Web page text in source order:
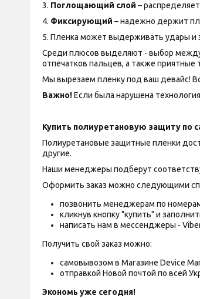
3. Поглощающий слой –
4. Фиксирующий – надежно держит
5. Пленка может выдерживать удары и
Среди плюсов выделяют - выбор между
отпечатков пальцев, а также
Мы вырезаем пленку под ваш девайс!
Важно!Если была нарушена
Купить полиуретановую защиту по
Полиуретановые защитные пленки
другие.
Наши менеджеры подберут
Оформить заказ можно следующими
позвонить менеджерам по
кликнув кнопку "купить" и
написать нам в мессенджеры -
Получить свой заказ можно:
самовывозом в Магазине Device
отправкой Новой почтой по всей
Экономь уже сегодня!